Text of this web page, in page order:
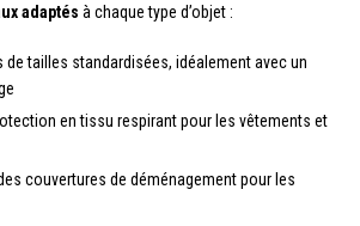
adaptés à chaque type d’objet :
de tailles standardisées, idéalement avec un
en tissu respirant pour les vêtements et
couvertures de déménagement pour les